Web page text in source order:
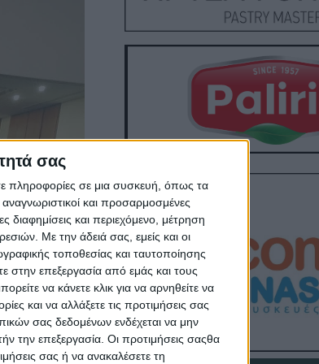
σας
πληροφορίες σε μια συσκευή, όπως τα
και προσαρμοσμένες
και περιεχόμενο, μέτρηση
Με την άδειά σας, εμείς και οι
τοποθεσίας και ταυτοποίησης
στην επεξεργασία από εμάς και τους
να κάνετε κλικ για να αρνηθείτε να
και να αλλάξετε τις προτιμήσεις σας
σας δεδομένων ενδέχεται να μην
την επεξεργασία. Οι προτιμήσεις σαςθα
σας ή να ανακαλέσετε τη